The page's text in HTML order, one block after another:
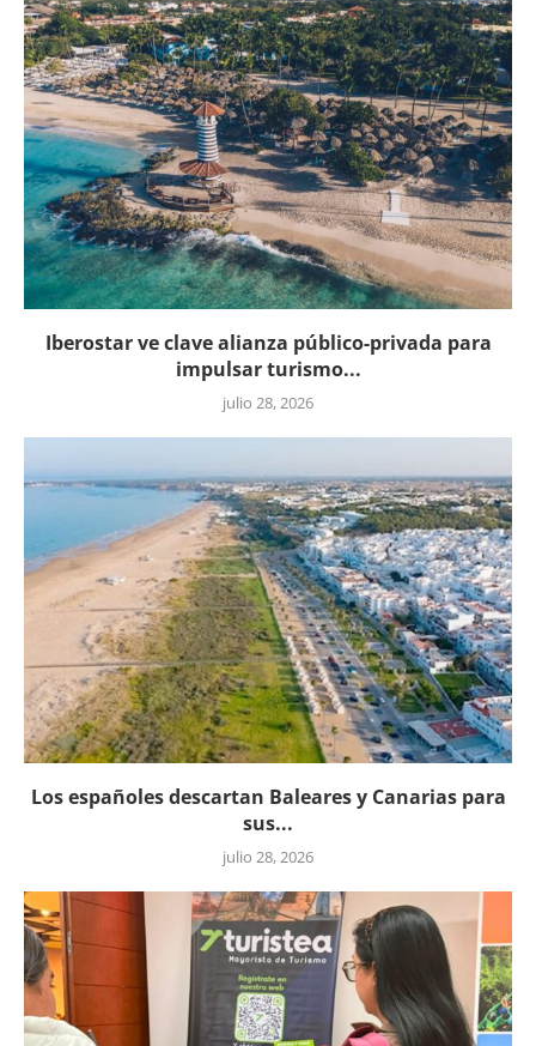
Iberostar ve clave alianza público-privada para
impulsar turismo...
julio 28, 2026
Los españoles descartan Baleares y Canarias para
sus...
julio 28, 2026